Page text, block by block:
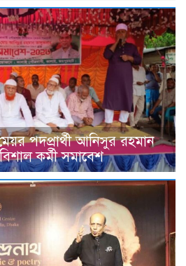
পদপ্রার্থী আনিসুর রহমান
কর্মী সমাবেশ